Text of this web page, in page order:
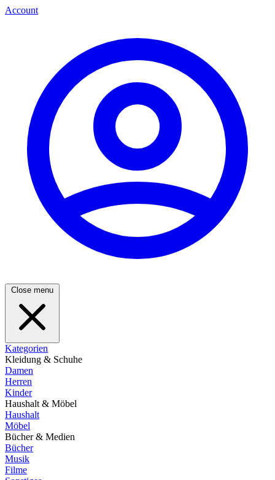
Account
Close menu
Kategorien
Kleidung & Schuhe
Damen
Herren
Kinder
Haushalt & Möbel
Haushalt
Möbel
Bücher & Medien
Bücher
Musik
Filme